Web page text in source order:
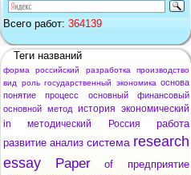
Всего работ: 364139
Теги названий
форма российский разработка
производство
вид
роль государственный экономика основа
понятие
процесс основный
финансовый
основной метод история экономический
in
методический Россия
работа
развитие анализ система research
essay
Paper of
предприятие